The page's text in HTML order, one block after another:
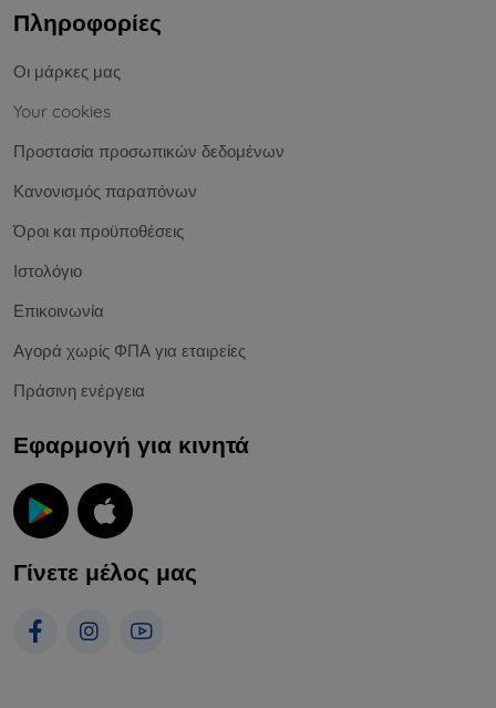
Πληροφορίες
Οι μάρκες μας
Your cookies
Προστασία προσωπικών δεδομένων
Κανονισμός παραπόνων
Όροι και προϋποθέσεις
Ιστολόγιο
Επικοινωνία
Αγορά χωρίς ΦΠΑ για εταιρείες
Πράσινη ενέργεια
Εφαρμογή για κινητά
Γίνετε μέλος μας